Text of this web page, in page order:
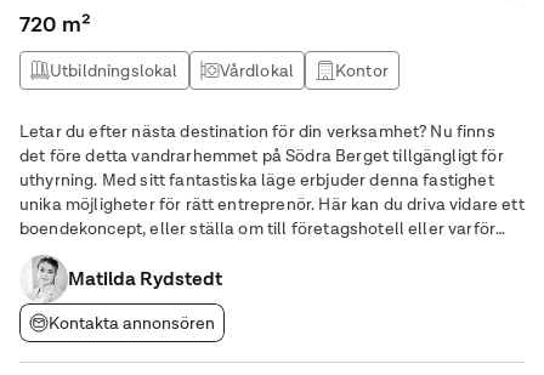
720 m²
Utbildningslokal Vårdlokal
Kontor
Letar du efter nästa destination för din verksamhet? Nu finns
det före detta vandrarhemmet på Södra Berget tillgängligt för
uthyrning. Med sitt fantastiska läge erbjuder denna fastighet
unika möjligheter för rätt entreprenör. Här kan du driva vidare ett
boendekoncept, eller ställa om till företagshotell eller varför
inte ett utbildningscenter? Varmt välkommen att kontakta oss
för mer information
Matilda Rydstedt
Kontakta annonsören